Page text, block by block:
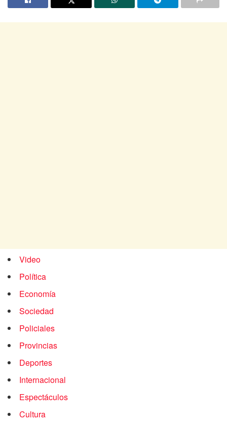
Video
Política
Economía
Sociedad
Policiales
Provincias
Deportes
Internacional
Espectáculos
Cultura